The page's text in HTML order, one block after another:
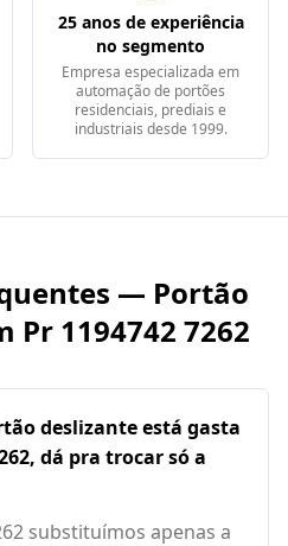
25 anos de experiência
no segmento
Empresa especializada em
automação de portões
residenciais, prediais e
industriais desde 1999.
— Portão
Pr 1194742 7262
deslizante está gasta
dá pra trocar só a
substituímos apenas a